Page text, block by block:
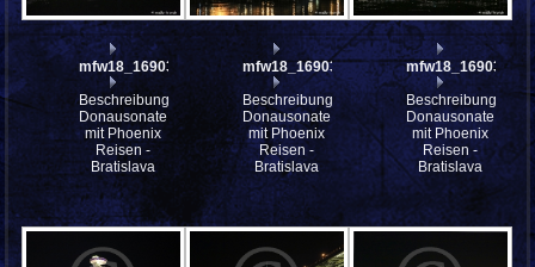
mfw18_169039
Beschreibung:
Donausonate
mit Phoenix
Reisen -
Bratislava
mfw18_169032
Beschreibung:
Donausonate
mit Phoenix
Reisen -
Bratislava
mfw18_169030
Beschreibung:
Donausonate
mit Phoenix
Reisen -
Bratislava